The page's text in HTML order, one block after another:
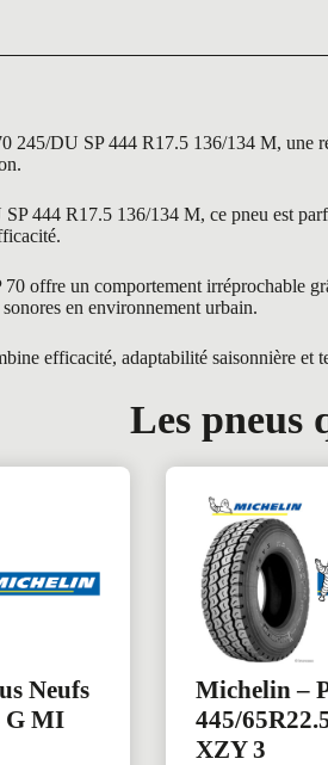
DU SP 444 R17.5 136/134 M, une
444 R17.5 136/134 M, ce pneu est
offre un comportement irréprochable
en environnement urbain.
efficacité, adaptabilité saisonnière et
Les pneus
Neufs
G MI
Michelin –
445/
XZY 3